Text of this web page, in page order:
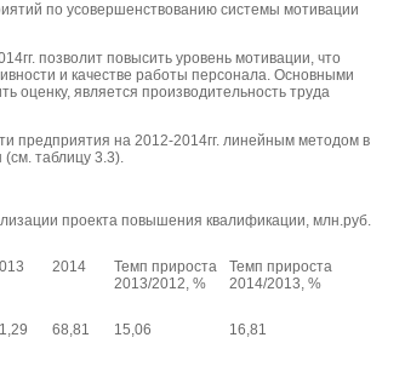
по усовершенствованию системы мотивации
позволит повысить уровень мотивации, что
и качестве работы персонала. Основными
оценку, является производительность труда
предприятия на 2012-2014гг. линейным методом в
таблицу 3.3).
проекта повышения квалификации, млн.руб.
2014
Темп прироста
2013/2012, %
Темп прироста
2014/2013, %
68,81 15,06 16,81